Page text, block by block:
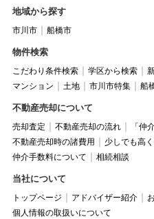
地域から探す
市川市 船橋市
物件検索
こだわり条件検索 学区から検索
マンション
土地 市川市特集 船
不動産売却について
売却査定 不動産売却の流れ
「仲
不動産売却時の諸費用
少しでも高
仲介手数料について
相続相談
当社について
トップページ アドバイザー紹介
個人情報の取扱いについて